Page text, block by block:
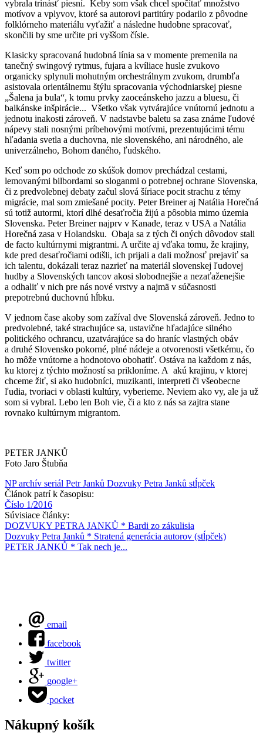
vybrala trinásť piesní. Keby som však chcel spočítať množstvo
motívov a vplyvov, ktoré sa autorovi partitúry podarilo z pôvodne
folklórneho materiálu vyťažiť a následne hudobne spracovať,
skončili by sme určite pri vyššom čísle.
Klasicky spracovaná hudobná línia sa v momente premenila na
tanečný swingový rytmus, fujara a kvíliace husle zvukovo
organicky splynuli mohutným orchestrálnym zvukom, drumbľa
asistovala orientálnemu štýlu spracovania východniarskej piesne
„Šalena ja bula“, k tomu prvky zaoceánskeho jazzu a bluesu, či
balkánske inšpirácie... Všetko však vytvárajúce vnútornú jednotu a
jednotu inakosti zároveň. V nadstavbe baletu sa zasa známe ľudové
nápevy stali nosnými príbehovými motívmi, prezentujúcimi tému
hľadania svetla a duchovna, nie slovenského, ani národného, ale
univerzálneho, Bohom daného, ľudského.
Keď som po odchode zo skúšok domov prechádzal cestami,
lemovanými bilbordami so sloganmi o potrebnej ochrane Slovenska,
či z predvolebnej debaty začul slová šíriace pocit strachu z témy
migrácie, mal som zmiešané pocity. Peter Breiner aj Natália Horečná
sú totiž autormi, ktorí dlhé desaťročia žijú a pôsobia mimo územia
Slovenska. Peter Breiner najprv v Kanade, teraz v USA a Natália
Horečná zasa v Holandsku. Obaja sa z tých či oných dôvodov stali
de facto kultúrnymi migrantmi. A určite aj vďaka tomu, že krajiny,
kde pred desaťročiami odišli, ich prijali a dali možnosť prejaviť sa
ich talentu, dokázali teraz nazrieť na materiál slovenskej ľudovej
hudby a Slovenských tancov akosi slobodnejšie a nezaťaženejšie
a odhaliť v nich pre nás nové vrstvy a najmä v súčasnosti
prepotrebnú duchovnú hĺbku.
V jednom čase akoby som zažíval dve Slovenská zároveň. Jedno to
predvolebné, také strachujúce sa, ustavične hľadajúce silného
politického ochrancu, uzatvárajúce sa do hraníc vlastných obáv
a druhé Slovensko pokorné, plné nádeje a otvorenosti všetkému, čo
ho môže vnútorne a hodnotovo obohatiť. Ostáva na každom z nás,
ku ktorej z týchto možností sa prikloníme. A akú krajinu, v ktorej
chceme žiť, si ako hudobníci, muzikanti, interpreti či všeobecne
ľudia, tvoriaci v oblasti kultúry, vyberieme. Neviem ako vy, ale ja už
som si vybral. Lebo len Boh vie, či a kto z nás sa zajtra stane
rovnako kultúrnym migrantom.
PETER JANKŮ
Foto Jaro Štubňa
NP archív seriál Petr Janků Dozvuky Petra Janků stĺpček
Článok patrí k časopisu:
Číslo 1/2016
Súvisiace články:
DOZVUKY PETRA JANKŮ * Bardi zo zákulisia
Dozvuky Petra Janků * Stratená generácia autorov (stĺpček)
PETER JANKŮ * Tak nech je...
email
facebook
twitter
google+
pocket
Nákupný košík